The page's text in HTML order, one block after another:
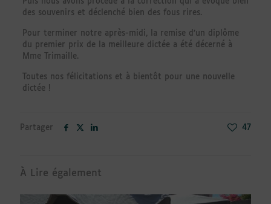
des souvenirs et déclenché bien des fous rires.
Pour terminer notre après-midi, la remise d’un diplôme
du premier prix de la meilleure dictée a été décerné à
Mme Trimaille.
Toutes nos félicitations et à bientôt pour une nouvelle
dictée !
Partager 47
À Lire également